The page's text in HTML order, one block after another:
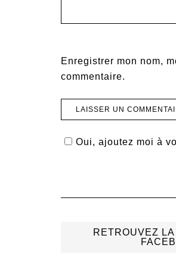
Enregistrer mon nom,
commentaire.
Oui, ajoutez moi à
RETROUVEZ